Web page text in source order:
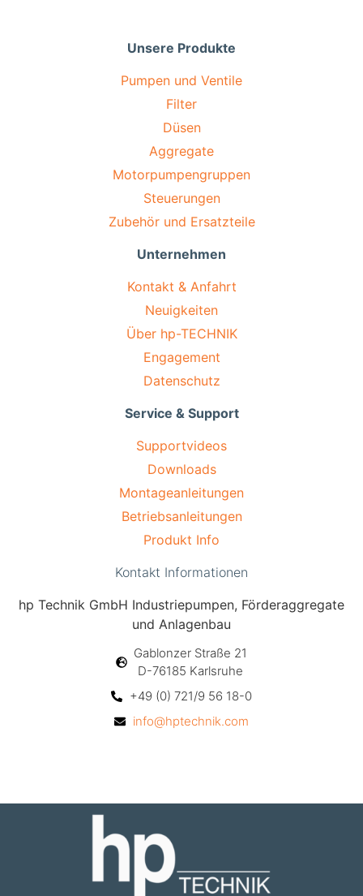
Unsere Produkte
Pumpen und Ventile
Filter
Düsen
Aggregate
Motorpumpengruppen
Steuerungen
Zubehör und Ersatzteile
Unternehmen
Kontakt & Anfahrt
Neuigkeiten
Über hp-TECHNIK
Engagement
Datenschutz
Service & Support
Supportvideos
Downloads
Montageanleitungen
Betriebsanleitungen
Produkt Info
Kontakt Informationen
hp Technik GmbH Industriepumpen, Förderaggregate
und Anlagenbau
Gablonzer Straße 21
D-76185 Karlsruhe
+49 (0) 721/9 56 18-0
info@hptechnik.com